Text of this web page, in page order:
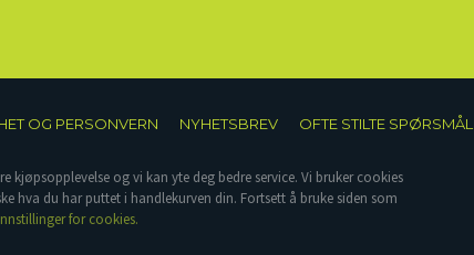
OG PERSONVERN NYHETSBREV OFTE STILTE SPØRSMÅL
kjøpsopplevelse og vi kan yte deg bedre service. Vi bruker cookies
hva du har puttet i handlekurven din. Fortsett å bruke siden som
for cookies.